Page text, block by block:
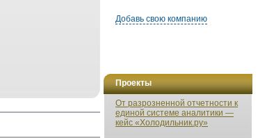
Добавь свою компанию
Проекты
От разрозненной отчетности к
единой системе аналитики —
кейс «Холодильник.ру»